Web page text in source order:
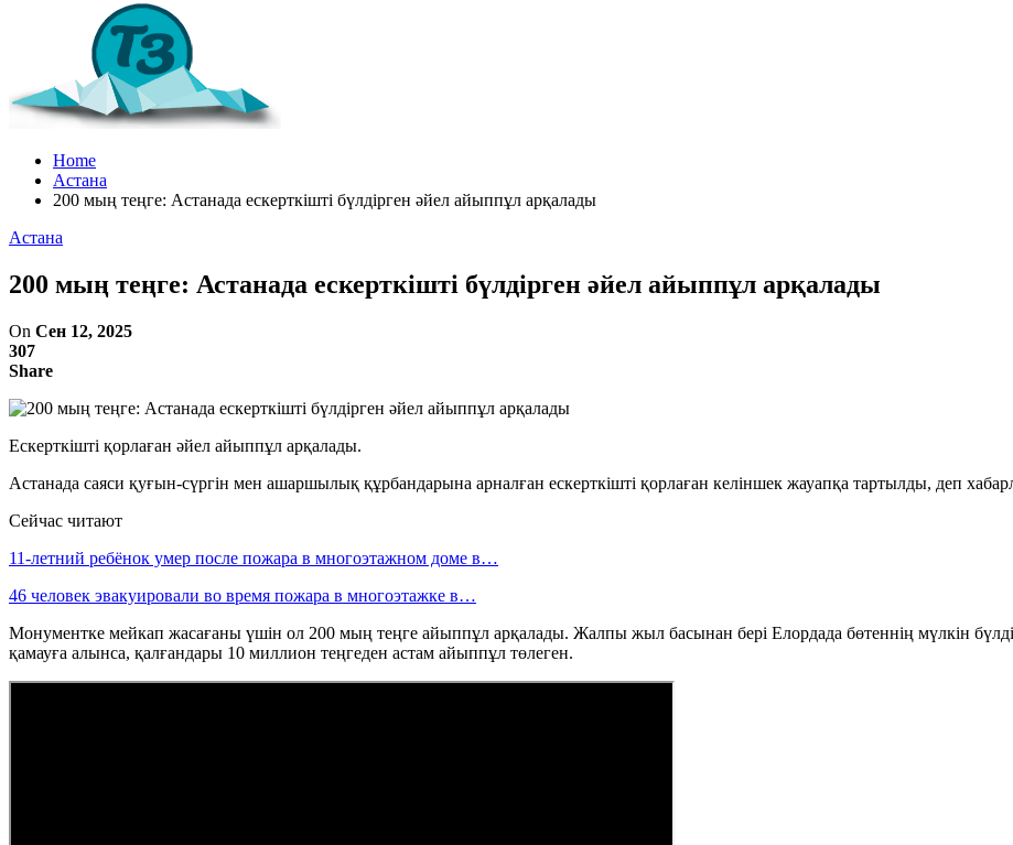
Home
Астана
200 мың теңге: Астанада ескерткішті бүлдірген әйел айыппұл арқалады
Астана
200 мың теңге: Астанада ескерткішті бүлдірген әйел айыппұл арқалады
On Сен 12, 2025
307
Share
Ескерткішті қорлаған әйел айыппұл арқалады.
Астанада саяси қуғын-сүргін мен ашаршылық құрбандарына арналған ескерткішті қорлаған келіншек жауапқа тартылды, деп
Сейчас читают
11-летний ребёнок умер после пожара в многоэтажном доме в…
46 человек эвакуировали во время пожара в многоэтажке в…
Монументке мейкап жасағаны үшін ол 200 мың теңге айыппұл арқалады. Жалпы жыл басынан бері Елордада бөтеннің мүлкін
қамауға алынса, қалғандары 10 миллион теңгеден астам айыппұл төлеген.